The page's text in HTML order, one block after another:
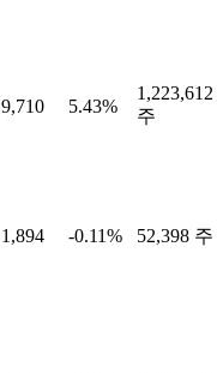
9,710 5.43%
1,223,612
주
1,894 -0.11% 52,398 주